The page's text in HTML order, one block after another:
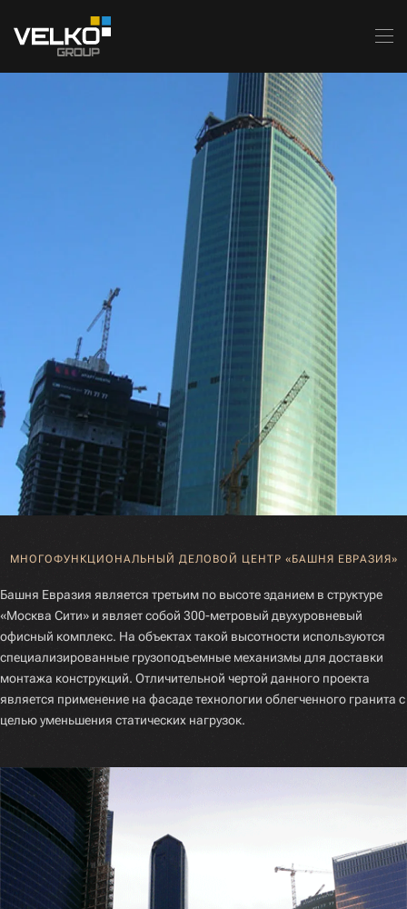
Skip to main content
МНОГОФУНКЦИОНАЛЬНЫЙ ДЕЛОВОЙ ЦЕНТР «БАШНЯ ЕВРАЗИЯ»
Башня Евразия является третьим по высоте зданием в структуре
«Москва Сити» и являет собой 300-метровый двухуровневый
офисный комплекс. На объектах такой высотности используются
специализированные грузоподъемные механизмы для доставки
монтажа конструкций. Отличительной чертой данного проекта
является применение на фасаде технологии облегченного гранита с
целью уменьшения статических нагрузок.